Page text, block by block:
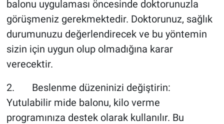
balonu uygulaması öncesinde doktorunuzla
görüşmeniz gerekmektedir. Doktorunuz, sağlık
durumunuzu değerlendirecek ve bu yöntemin
sizin için uygun olup olmadığına karar
verecektir.
2. Beslenme düzeninizi değiştirin:
Yutulabilir mide balonu, kilo verme
programınıza destek olarak kullanılır. Bu